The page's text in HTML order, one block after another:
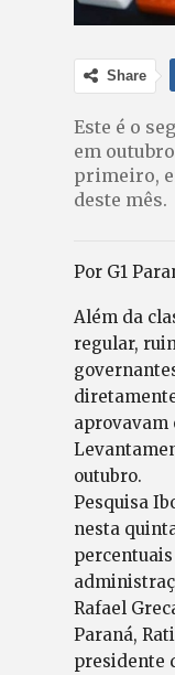
Share
Este é o
em
primeiro,
deste mês.
Por G1
Além da
regular,
aprovavam
outubro.
Pesquisa
nesta
Rafael
Paraná,
presidente